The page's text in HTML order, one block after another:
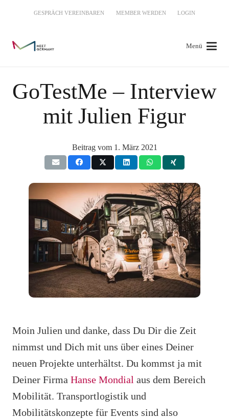
GESPRÄCH VEREINBAREN MEMBER WERDEN LOGIN
Menü
GoTestMe – Interview
mit Julien Figur
Beitrag vom 1. März 2021
Moin Julien und danke, dass Du Dir die Zeit
nimmst und Dich mit uns über eines Deiner
neuen Projekte unterhältst. Du kommst ja mit
Deiner Firma Hanse Mondial aus dem Bereich
Mobilität. Transportlogistik und
Mobilitätskonzepte für Events sind also